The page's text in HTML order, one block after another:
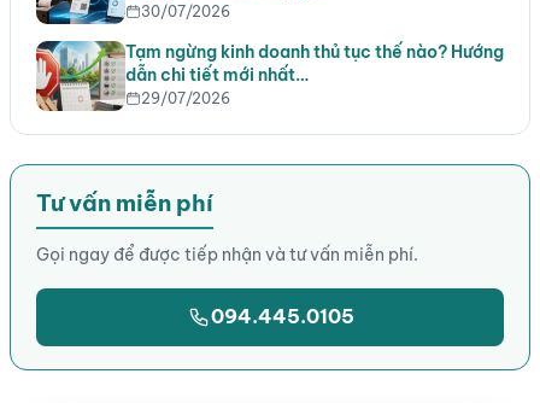
30/07/2026
Tạm ngừng kinh doanh thủ tục thế nào? Hướng
dẫn chi tiết mới nhất…
29/07/2026
Tư vấn miễn phí
Gọi ngay để được tiếp nhận và tư vấn miễn phí.
094.445.0105